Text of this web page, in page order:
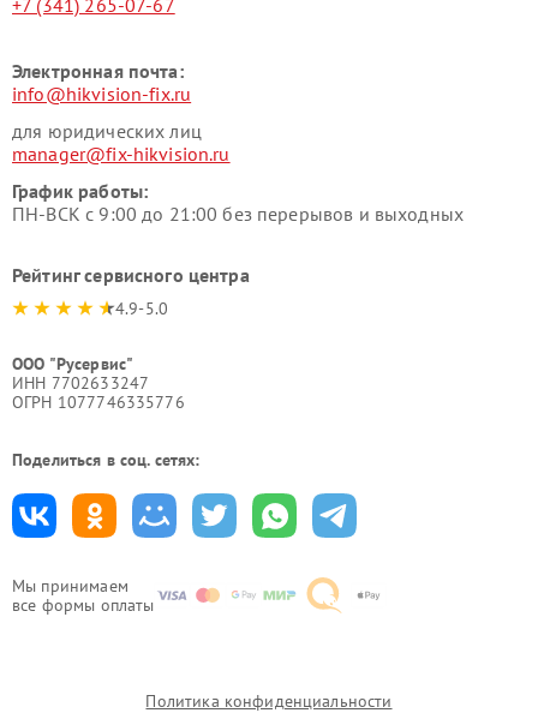
Мы принимаем
все формы оплаты
+7 (341) 265-07-67
Электронная почта:
info@hikvision-fix.ru
для юридических лиц
manager@fix-hikvision.ru
График работы:
ПН-ВСК с 9:00 до 21:00 без перерывов и выходных
Рейтинг сервисного центра
4.9-5.0
ООО "Русервис"
ИНН 7702633247
ОГРН 1077746335776
Поделиться в соц. сетях:
Политика конфиденциальности